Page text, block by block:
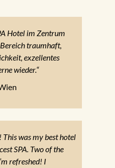
Hotel im Zentrum
Bereich traumhaft,
exzellentes
wieder.“
was my best hotel
SPA. Two of the
refreshed! I